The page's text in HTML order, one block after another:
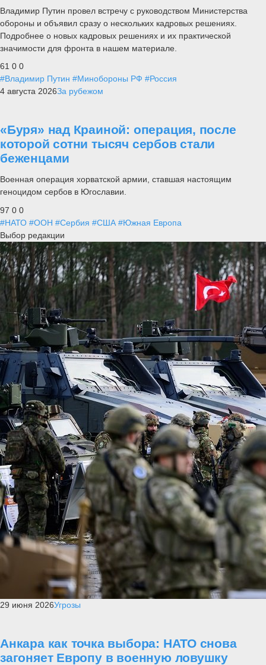
Владимир Путин провел встречу с руководством Министерства
обороны и объявил сразу о нескольких кадровых решениях.
Подробнее о новых кадровых решениях и их практической
значимости для фронта в нашем материале.
61 0 0
#Владимир Путин #Минобороны РФ #Россия
4 августа 2026За рубежом
«Буря» над Краиной: операция, после
которой сотни тысяч сербов стали
беженцами
Военная операция хорватской армии, ставшая настоящим
геноцидом сербов в Югославии.
97 0 0
#НАТО #ООН #Сербия #США #Южная Европа
Выбор редакции
29 июня 2026Угрозы
Анкара как точка выбора: НАТО снова
загоняет Европу в военную ловушку